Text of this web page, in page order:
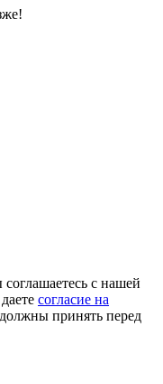
с нашей
согласие на
принять перед